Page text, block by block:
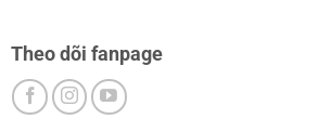
Theo dõi fanpage